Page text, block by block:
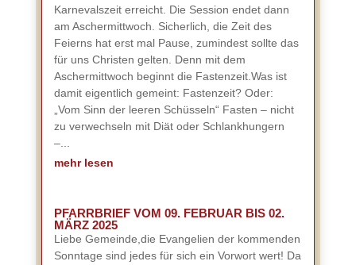
Karnevalszeit erreicht. Die Session endet dann
am Aschermittwoch. Sicherlich, die Zeit des
Feierns hat erst mal Pause, zumindest sollte das
für uns Christen gelten. Denn mit dem
Aschermittwoch beginnt die Fastenzeit.Was ist
damit eigentlich gemeint: Fastenzeit? Oder:
„Vom Sinn der leeren Schüsseln“ Fasten – nicht
zu verwechseln mit Diät oder Schlankhungern
–...
mehr lesen
PFARRBRIEF VOM 09. FEBRUAR BIS 02.
MÄRZ 2025
Liebe Gemeinde,die Evangelien der kommenden
Sonntage sind jedes für sich ein Vorwort wert! Da